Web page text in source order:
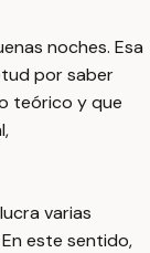
noches. Esa
por saber
teórico y que
varias
este sentido,